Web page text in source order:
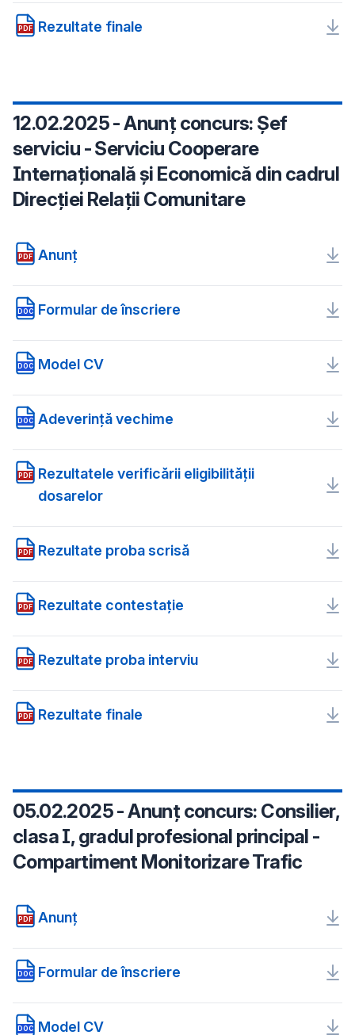
PDF Rezultate finale
12.02.2025 - Anunț concurs: Șef
serviciu - Serviciu Cooperare
Internațională și Economică din cadrul
Direcției Relații Comunitare
PDF Anunț
DOC Formular de înscriere
DOC Model CV
DOC Adeverință vechime
PDF
Rezultatele verificării eligibilității
dosarelor
PDF Rezultate proba scrisă
PDF Rezultate contestaţie
PDF Rezultate proba interviu
PDF Rezultate finale
05.02.2025 - Anunț concurs: Consilier,
clasa I, gradul profesional principal -
Compartiment Monitorizare Trafic
PDF Anunț
DOC Formular de înscriere
DOC Model CV